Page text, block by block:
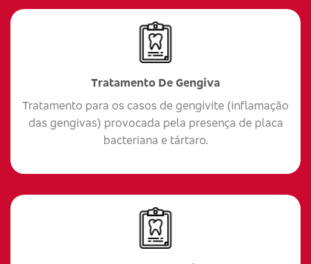
Tratamento De Gengiva
Tratamento para os casos de gengivite (inflamação
das gengivas) provocada pela presença de placa
bacteriana e tártaro.